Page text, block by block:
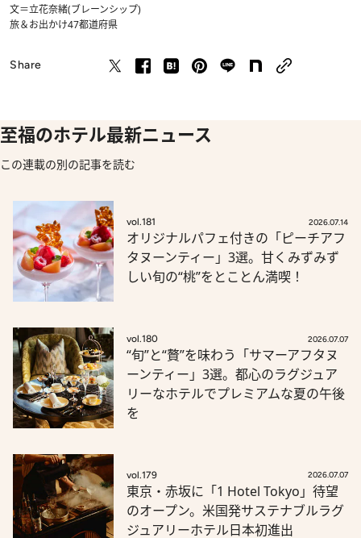
文＝立花奈緒(ブレーンシップ)
旅＆お出かけ47都道府県
Share
至福のホテル最新ニュース
この連載の別の記事を読む
vol.181 2026.07.14
オリジナルパフェ付きの「ピーチアフ
タヌーンティー」3選。甘くみずみず
しい旬の“桃”をとことん満喫！
vol.180 2026.07.07
“旬”と“贅”を味わう「サマーアフタヌ
ーンティー」3選。都心のラグジュア
リーなホテルでプレミアムな夏の午後
を
vol.179 2026.07.07
東京・赤坂に「1 Hotel Tokyo」待望
のオープン。米国発サステナブルラグ
ジュアリーホテル日本初進出